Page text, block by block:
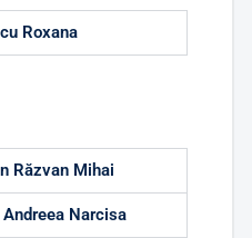
Roxana
Răzvan Mihai
Narcisa